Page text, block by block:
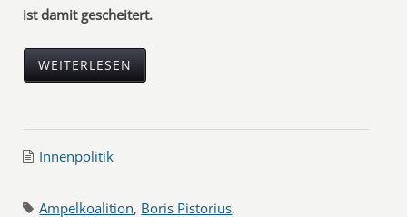
ist damit gescheitert.
WEITERLESEN
Innenpolitik
Ampelkoalition, Boris Pistorius,